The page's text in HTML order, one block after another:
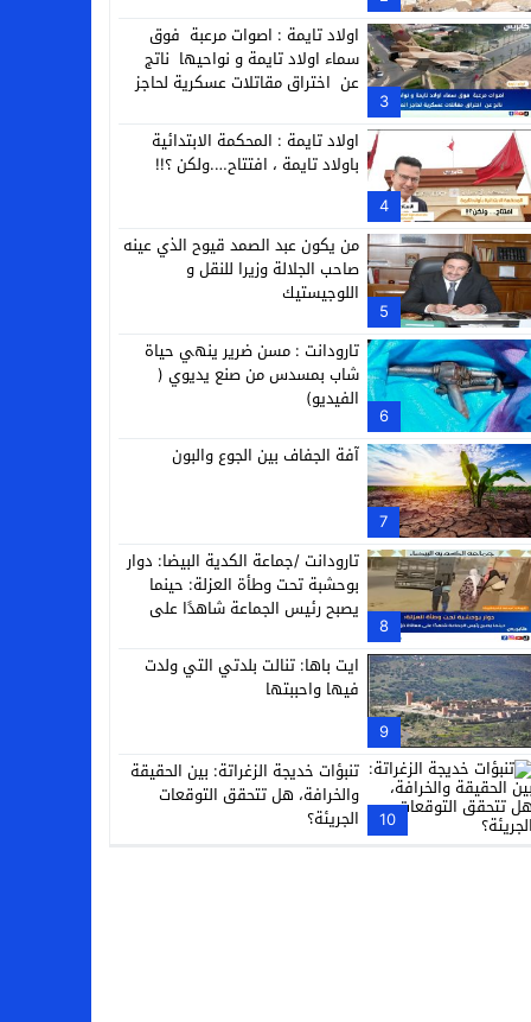
3
اولاد تايمة : اصوات مرعبة فوق
سماء اولاد تايمة و نواحيها ناتج
عن اختراق مقاتلات عسكرية لحاجز
4
اولاد تايمة : المحكمة الابتدائية
باولاد تايمة ، افتتاح….ولكن ؟!!
5
من يكون عبد الصمد قيوح الذي عينه
صاحب الجلالة وزيرا للنقل و
اللوجيستيك
6
تارودانت : مسن ضرير ينهي حياة
شاب بمسدس من صنع يديوي (
الفيديو)
7
آفة الجفاف بين الجوع والبون
8
تارودانت /جماعة الكدية البيضا: دوار
بوحشبة تحت وطأة العزلة: حينما
يصبح رئيس الجماعة شاهدًا على
9
ايت باها: تنالت بلدتي التي ولدت
فيها واحببتها
10
تنبؤات خديجة الزغراتة: بين الحقيقة
والخرافة، هل تتحقق التوقعات
الجريئة؟